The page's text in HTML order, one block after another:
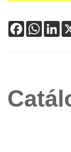
Facebook